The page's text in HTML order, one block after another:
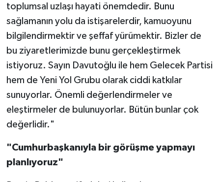
toplumsal uzlaşı hayati önemdedir. Bunu
sağlamanın yolu da istişarelerdir, kamuoyunu
bilgilendirmektir ve şeffaf yürümektir. Bizler de
bu ziyaretlerimizde bunu gerçekleştirmek
istiyoruz. Sayın Davutoğlu ile hem Gelecek Partisi
hem de Yeni Yol Grubu olarak ciddi katkılar
sunuyorlar. Önemli değerlendirmeler ve
eleştirmeler de bulunuyorlar. Bütün bunlar çok
değerlidir."
"Cumhurbaşkanıyla bir görüşme yapmayı
planlıyoruz"